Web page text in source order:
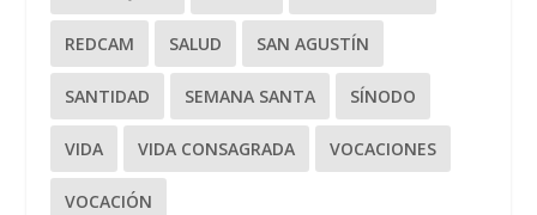
REDCAM SALUD SAN AGUSTÍN
SANTIDAD SEMANA SANTA SÍNODO
VIDA VIDA CONSAGRADA VOCACIONES
VOCACIÓN